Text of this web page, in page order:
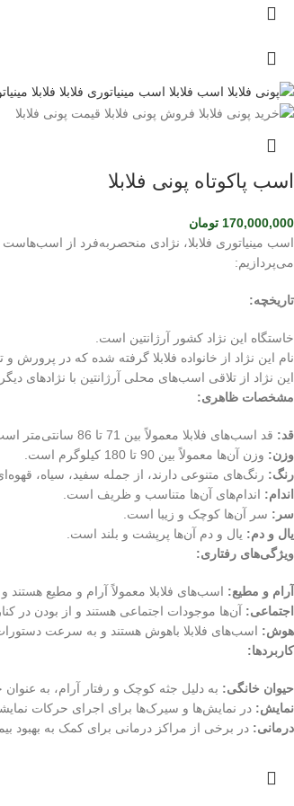
اسب پاکوتاه پونی فلابلا
170,000,000 تومان
اسب مینیاتوری فلابلا، نژادی منحصربه‌فرد از
می‌پردازیم:
تاریخچه:
خاستگاه این نژاد کشور آرژانتین است.
نام این نژاد از خانواده فلابلا گرفته شده که در پرورش
این نژاد از تلاقی اسب‌های محلی آرژانتین با نژادهای
مشخصات ظاهری:
قد: قد اسب‌های فلابلا معمولاً بین 71 تا 86 سانتی‌متر است.
وزن: وزن آن‌ها معمولاً بین 90 تا 180 کیلوگرم است.
رنگ: رنگ‌های متنوعی دارند، از جمله سفید، سیاه،
اندام: اندام‌های آن‌ها متناسب و ظریف است.
سر: سر آن‌ها کوچک و زیبا است.
یال و دم: یال و دم آن‌ها پرپشت و بلند است.
ویژگی‌های رفتاری:
آرام و مطیع: اسب‌های فلابلا معمولاً آرام و مطیع هستند
اجتماعی: آن‌ها موجودات اجتماعی هستند و از بودن در
هوش: اسب‌های فلابلا باهوش هستند و به سرعت دستورات
کاربردها:
حیوان خانگی: به دلیل جثه کوچک و رفتار آرام، به
نمایش: در نمایش‌ها و سیرک‌ها برای اجرای حرکات
درمانی: در برخی از مراکز درمانی برای کمک به بهبود